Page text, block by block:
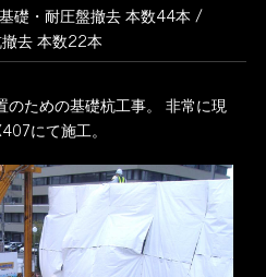
礎・耐圧盤撤去 本数44本 /
去 本数22本
ための基礎杭工事。 非常に現
にて施工。